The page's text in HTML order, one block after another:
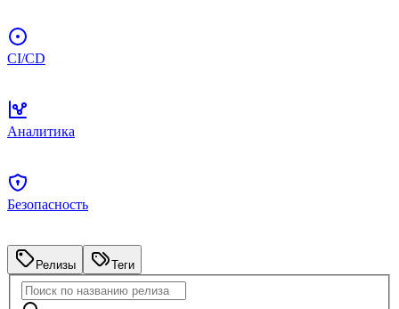
CI/CD
Аналитика
Безопасность
Релизы Теги